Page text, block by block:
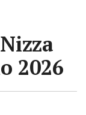
2026